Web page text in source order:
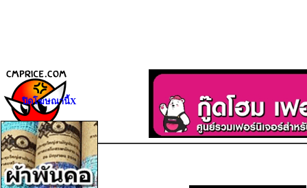
ปิดโฆษณานี้X